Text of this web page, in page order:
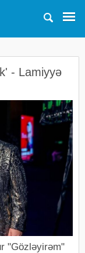
- Lamiyyə
"Gözləyirəm"